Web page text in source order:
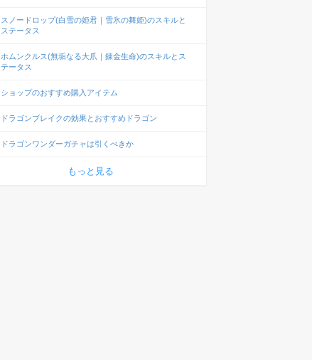
スノードロップ(白雪の姫君｜雪氷の舞姫)のスキルと
ステータス
ホムンクルス(無垢なる大爪｜錬金生命)のスキルとス
テータス
ショップのおすすめ購入アイテム
ドラゴンブレイクの効果とおすすめドラゴン
ドラゴンワンダーガチャは引くべきか
もっと見る